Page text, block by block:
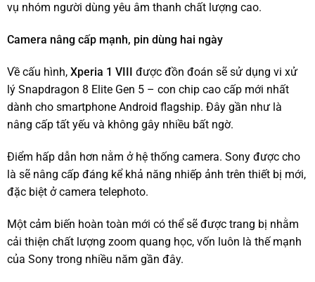
vụ nhóm người dùng yêu âm thanh chất lượng cao.
Camera nâng cấp mạnh, pin dùng hai ngày
Về cấu hình, Xperia 1 VIII được đồn đoán sẽ sử dụng vi xử
lý Snapdragon 8 Elite Gen 5 – con chip cao cấp mới nhất
dành cho smartphone Android flagship. Đây gần như là
nâng cấp tất yếu và không gây nhiều bất ngờ.
Điểm hấp dẫn hơn nằm ở hệ thống camera. Sony được cho
là sẽ nâng cấp đáng kể khả năng nhiếp ảnh trên thiết bị mới,
đặc biệt ở camera telephoto.
Một cảm biến hoàn toàn mới có thể sẽ được trang bị nhằm
cải thiện chất lượng zoom quang học, vốn luôn là thế mạnh
của Sony trong nhiều năm gần đây.